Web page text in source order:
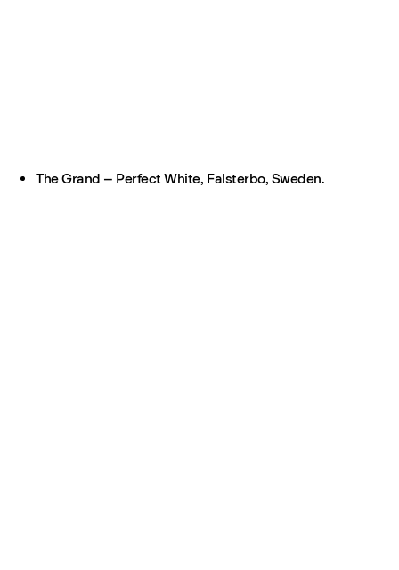
The Grand – Perfect White, Falsterbo, Sweden.